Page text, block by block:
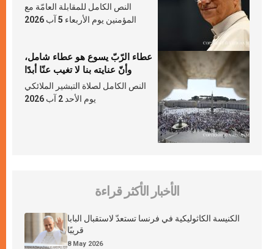
النص الكامل للمقابلة العامّة مع
المؤمنين يوم الأربعاء 5 آب 2026
عطاء الرّبّ يسوع هو عطاء شامل،
وأنّ عنايته بنا لا تغيب عنّا أبدًا
النص الكامل لصلاة التبشير الملائكي
يوم الأحد 2 آب 2026
الأخبار الأكثر قراءة
الكنيسة الكاثوليكية في فرنسا تستعدّ لاستقبال البابا
قريبًا
8 May 2026